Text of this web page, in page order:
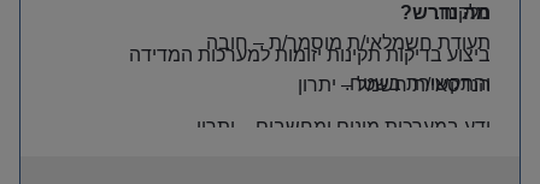
הלקוח.
ביצוע בדיקות תקינות יזומות למערכות המדידה
והתקשורת בשטח.
מה נדרש?
תעודת חשמלאי/ת מוסמך/ת – חובה
הנדסאי/ת חשמל– יתרון
ידע במערכות מונים ומחשבים יתרון